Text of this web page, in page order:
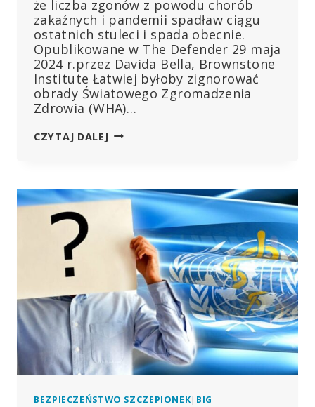
że liczba zgonów z powodu chorób
zakaźnych i pandemii spadław ciągu
ostatnich stuleci i spada obecnie.
Opublikowane w The Defender 29 maja
2024 r.przez Davida Bella, Brownstone
Institute Łatwiej byłoby zignorować
obrady Światowego Zgromadzenia
Zdrowia (WHA)…
CZYTAJ DALEJWHO
ŚWIADOMIE
WPROWADZA
BŁĄD
WŁASNE
DOTYCZĄCE
COVID-
19
BEZPIECZEŃSTWO SZCZEPIONEK| BIG